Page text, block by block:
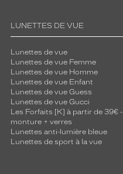
LUNETTES DE VUE
Lunettes de vue
Lunettes de vue Femme
Lunettes de vue Homme
Lunettes de vue Enfant
Lunettes de vue Guess
Lunettes de vue Gucci
Les Forfaits [K] à partir de 39€ -
monture + verres
Lunettes anti-lumière bleue
Lunettes de sport à la vue